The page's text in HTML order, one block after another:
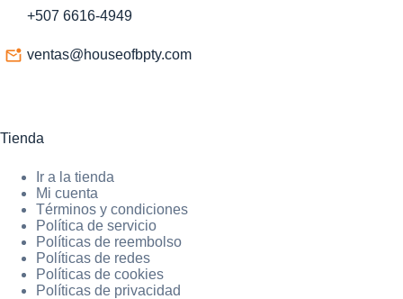
+507 6616-4949
ventas@houseofbpty.com
Tienda
Ir a la tienda
Mi cuenta
Términos y condiciones
Política de servicio
Políticas de reembolso
Políticas de redes
Políticas de cookies
Políticas de privacidad